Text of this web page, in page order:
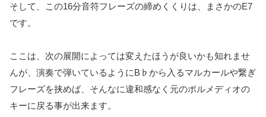
そして、この16分音符フレーズの締めくくりは、まさかのE7
です。
ここは、次の展開によっては変えたほうが良いかも知れませ
んが、演奏で弾いているようにB♭から入るマルカールや繋ぎ
フレーズを挟めば、そんなに違和感なく元のポルメディオの
キーに戻る事が出来ます。